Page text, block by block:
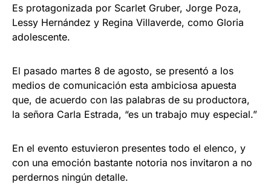
Es protagonizada por Scarlet Gruber, Jorge Poza,
Lessy Hernández y Regina Villaverde, como Gloria
adolescente.
El pasado martes 8 de agosto, se presentó a los
medios de comunicación esta ambiciosa apuesta
que, de acuerdo con las palabras de su productora,
la señora Carla Estrada, “es un trabajo muy especial.”
En el evento estuvieron presentes todo el elenco, y
con una emoción bastante notoria nos invitaron a no
perdernos ningún detalle.